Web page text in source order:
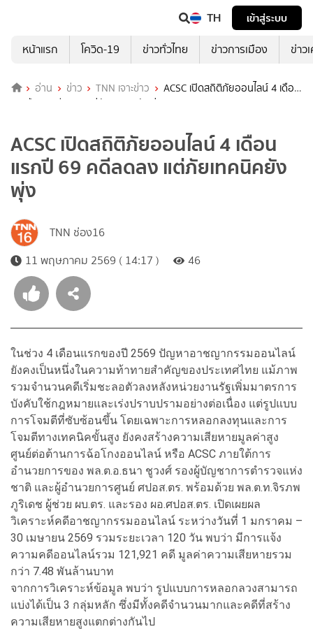
TH
เข้าสู่ระบบ
หน้าแรก
โควิด-19 ข่าวทั่วไทย ข่าวการเมือง ข่าว
อ่าน ข่าว TNN เจาะข่าว
ACSC เปิดสถิติภัยออนไลน์ 4 เดือน
แรกปี 69 คดีลดลง แต่ภัยเทคนิคยังพุ่ง
ACSC เปิดสถิติภัยออนไลน์ 4 เดือน
แรกปี 69 คดีลดลง แต่ภัยเทคนิคยัง
พุ่ง
TNN ช่อง16
11 พฤษภาคม 2569 ( 14:17 )
46
ในช่วง 4 เดือนแรกของปี 2569 ปัญหาอาชญากรรมออนไลน์
ยังคงเป็นหนึ่งในความท้าทายสำคัญของประเทศไทย แม้ภาพ
รวมจำนวนคดีเริ่มชะลอตัวลงหลังหน่วยงานรัฐเพิ่มมาตรการ
บังคับใช้กฎหมายและเร่งปราบปรามอย่างต่อเนื่อง แต่รูปแบบ
การโจมตีที่ซับซ้อนขึ้น โดยเฉพาะการหลอกลงทุนและการ
โจมตีทางเทคนิคขั้นสูง ยังคงสร้างความเสียหายมูลค่าสูง
ศูนย์ต่อต้านการฉ้อโกงออนไลน์ หรือ ACSC ภายใต้การ
อำนวยการของ พล.ต.อ.ธนา ชูวงศ์ รองผู้บัญชาการตำรวจแห่ง
ชาติ และผู้อำนวยการศูนย์ ศปอส.ตร. พร้อมด้วย พล.ต.ท.จิรภพ
ภูริเดช ผู้ช่วย ผบ.ตร. และรอง ผอ.ศปอส.ตร. เปิดเผยผล
วิเคราะห์คดีอาชญากรรมออนไลน์ ระหว่างวันที่ 1 มกราคม –
30 เมษายน 2569 รวมระยะเวลา 120 วัน พบว่า มีการแจ้ง
ความคดีออนไลน์รวม 121,921 คดี มูลค่าความเสียหายรวม
กว่า 7.48 พันล้านบาท
จากการวิเคราะห์ข้อมูล พบว่า รูปแบบการหลอกลวงสามารถ
แบ่งได้เป็น 3 กลุ่มหลัก ซึ่งมีทั้งคดีจำนวนมากและคดีที่สร้าง
ความเสียหายสูงแตกต่างกันไป